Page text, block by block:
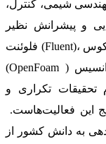
شیمی، کنترل،
و پیشرانش نظیر
فلوئنت (Fluent)، اباکوس ( Abaqus )، کامسول ( Comsol )، اپن فوم
(OpenFoam ) و انسیس ( Ansys ) در قالب بسته‌ و فیلم های
تحقیقات تکراری و
این فعالیت‌هاست.
به دانش کشور از